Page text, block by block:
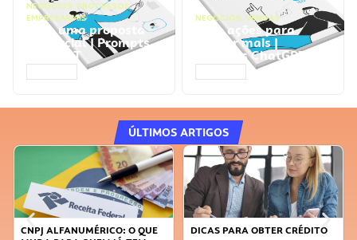
NEGÓCIOS, PROCESSOS
EMPRESARIAIS
Faça uma proposta
comercial | Prompts
ChatGPT
NEGÓCIOS, VENDAS
Faça ações para
vender mais |
Prompts ChatGPT
ÚLTIMOS ARTIGOS
O QUE
DICAS PARA OBTER CRÉDITO
FAÇA A DIFERENÇA: